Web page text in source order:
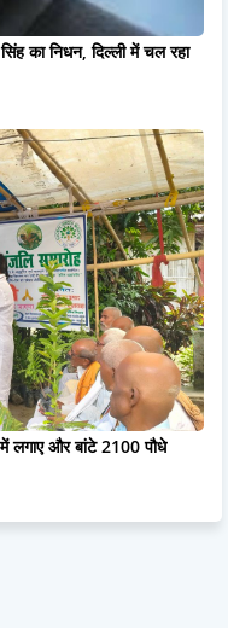
का निधन, दिल्ली में चल रहा
लगाए और बांटे 2100 पौधे